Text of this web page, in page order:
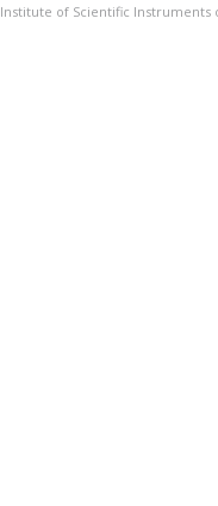
Institute of Scientific Instruments